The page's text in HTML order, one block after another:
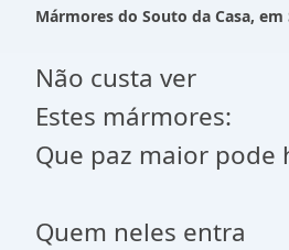
Mármores do Souto da Casa, em
Não custa ver
Estes mármores:
Que paz maior pode
Quem neles entra